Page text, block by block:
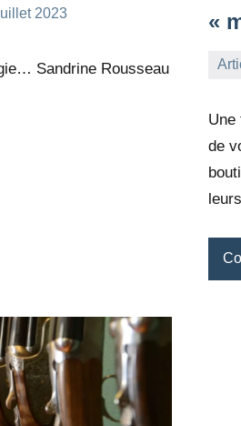
2023
Sandrine Rousseau
«
Une
de